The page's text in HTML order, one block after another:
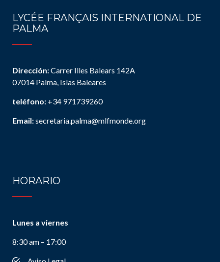
LYCÉE FRANÇAIS INTERNATIONAL DE
PALMA
Dirección:Carrer Illes Balears 142A
07014 Palma, Islas Baleares
teléfono: +34 971739260
Email:secretaria.palma@mlfmonde.org
HORARIO
Lunes a viernes
8:30 am – 17:00